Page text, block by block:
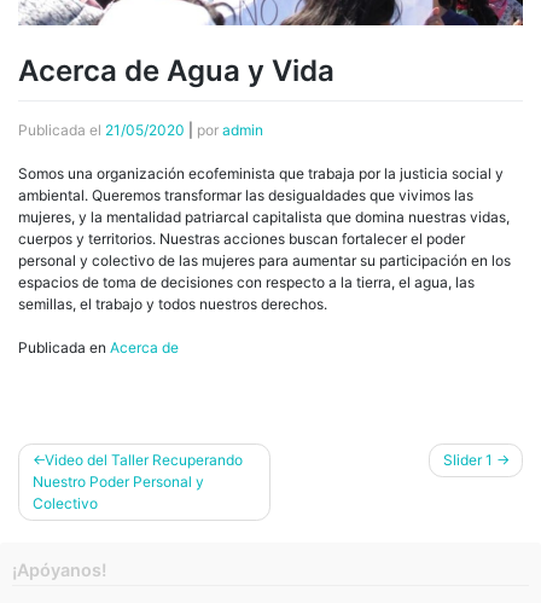
Acerca de Agua y Vida
Publicada el 21/05/2020 por admin
Somos una organización ecofeminista que trabaja por la justicia social y
ambiental. Queremos transformar las desigualdades que vivimos las
mujeres, y la mentalidad patriarcal capitalista que domina nuestras vidas,
cuerpos y territorios. Nuestras acciones buscan fortalecer el poder
personal y colectivo de las mujeres para aumentar su participación en los
espacios de toma de decisiones con respecto a la tierra, el agua, las
semillas, el trabajo y todos nuestros derechos.
Publicada en Acerca de
Navegación
de
entradas
Video del Taller Recuperando
Nuestro Poder Personal y
Colectivo
Slider 1
¡Apóyanos!